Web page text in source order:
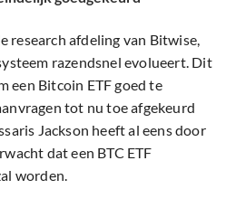
research afdeling van Bitwise,
razendsnel evolueert. Dit
een Bitcoin ETF goed te
tot nu toe afgekeurd
Jackson heeft al eens door
dat een BTC ETF
worden.